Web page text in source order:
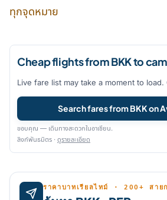
ทุกจุดหมาย
Cheap flights from BKK to
Live fare list may take a moment to
Search fares from BKK on
ขอบคุณ — เดินทางสะดวกในอาเซียน.
ลิงก์พันธมิตร · ดูรายละเอียด
ราคาบาทเรียลไทม์ · 200+ สาย